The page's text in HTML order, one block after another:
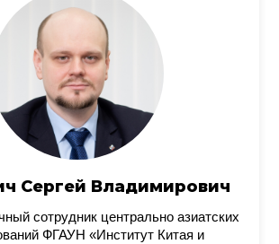
Сергей Владимирович
сотрудник центрально азиатских
ФГАУН «Институт Китая и